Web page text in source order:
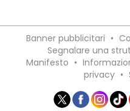
Banner pubblicitari •
Segnalare una
Manifesto •
privacy •